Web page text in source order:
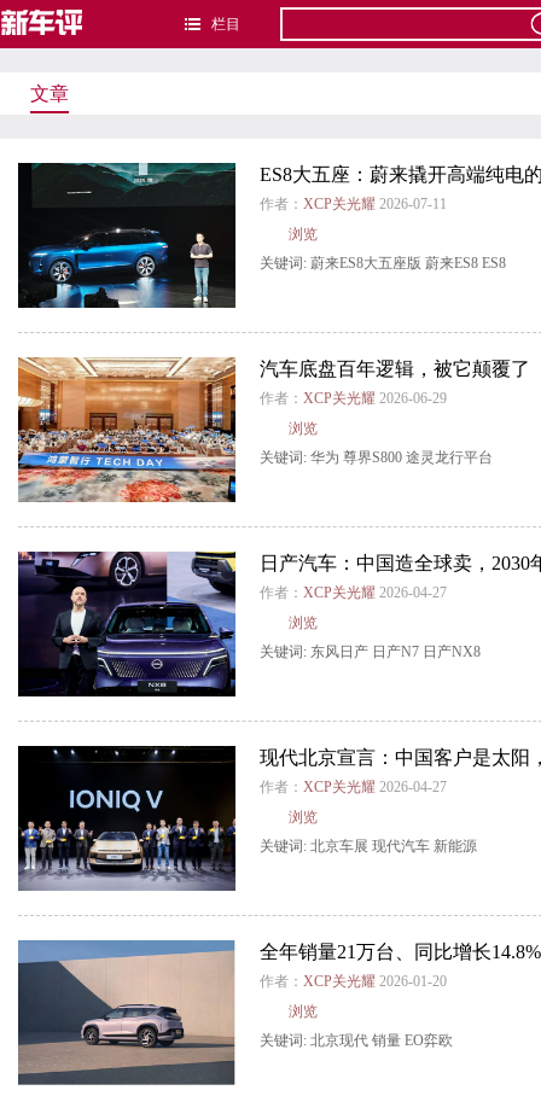
栏目
文章
ES8大五座：蔚来撬开高端纯电
作者： XCP关光耀 2026-07-11
浏览
关键词: 蔚来ES8大五座版 蔚来ES8 ES8
汽车底盘百年逻辑，被它颠覆了
作者： XCP关光耀 2026-06-29
浏览
关键词: 华为 尊界S800 途灵龙行平台
日产汽车：中国造全球卖，2030
作者： XCP关光耀 2026-04-27
浏览
关键词: 东风日产 日产N7 日产NX8
现代北京宣言：中国客户是太阳
作者： XCP关光耀 2026-04-27
浏览
关键词: 北京车展 现代汽车 新能源
全年销量21万台、同比增长
作者： XCP关光耀 2026-01-20
浏览
关键词: 北京现代 销量 EO弈欧